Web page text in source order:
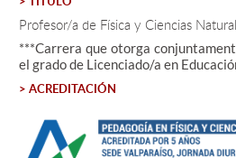
Admisión
Pregrado
Formación Continua
Profesor/a de Física y Ciencias
***Carrera que otorga
el grado de Licenciado/a en
> ACREDITACIÓN